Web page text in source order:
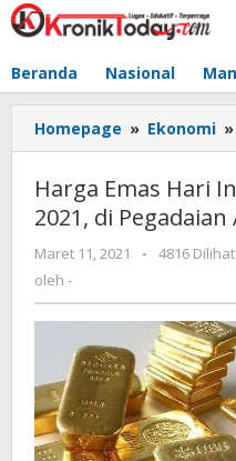
Lewati
ke
Beranda Nasional
Homepage » Ekonomi »
Harga Emas Hari
2021, di Pegadaian
Maret 11, 2021
oleh
-
4816 Dilihat
oleh -